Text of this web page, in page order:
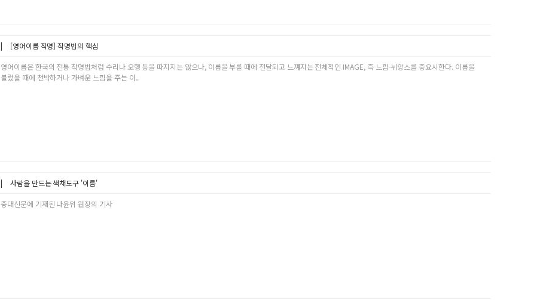
[영어이름 작명] 작명법의 핵심
영어이름은 한국의 전통 작명법처럼 수리나 오행 등을 따지지는 않으나, 이름을 부를 때에 전달되고 느껴지는 전체적인 IMAGE, 즉 느낌-뉘앙스를 중요시한다. 이름을
불렀을 때에 천박하거나 가벼운 느낌을 주는 이..
사람을 만드는 색채도구 '이름'
중대신문에 기재된 나윤위 원장의 기사